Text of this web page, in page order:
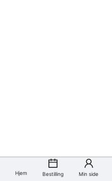
Hjem Bestilling Min side